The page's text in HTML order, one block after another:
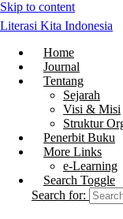
Skip to content
Literasi Kita Indonesia
Home
Journal
Tentang
Sejarah
Visi & Misi
Struktur
Penerbit Buku
More Links
e-Learning
Search Toggle
Search for: